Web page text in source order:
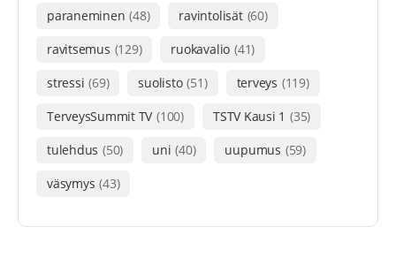
paraneminen (48) ravintolisät (60)
ravitsemus (129) ruokavalio (41)
stressi (69) suolisto (51) terveys (119)
TerveysSummit TV (100) TSTV Kausi 1 (35)
tulehdus (50) uni (40) uupumus (59)
väsymys (43)